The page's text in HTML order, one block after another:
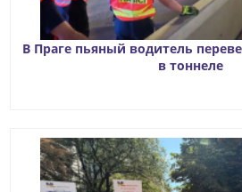
В Праге пьяный водитель
в тоннеле